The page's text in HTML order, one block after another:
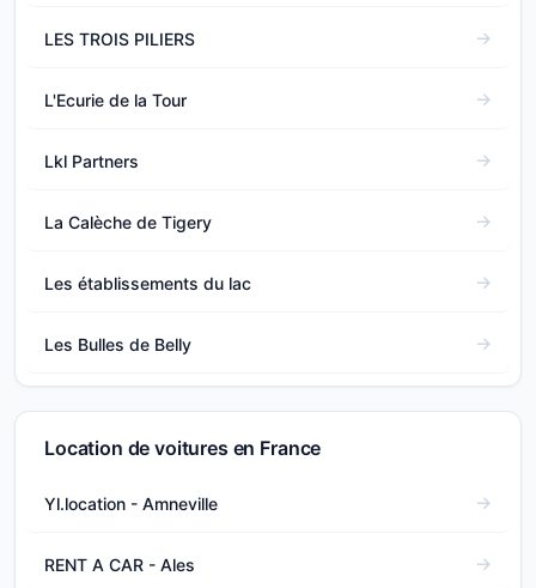
LES TROIS PILIERS
L'Ecurie de la Tour
Lkl Partners
La Calèche de Tigery
Les établissements du lac
Les Bulles de Belly
Location de voitures en France
Yl.location - Amneville
RENT A CAR - Ales